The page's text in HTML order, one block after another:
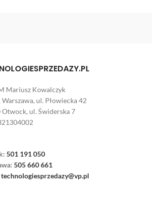
Mariusz Kowalczyk
ul. Płowiecka 42
ul. Świderska 7
501 191 050
505 660 661
technologiesprzedazy@vp.pl